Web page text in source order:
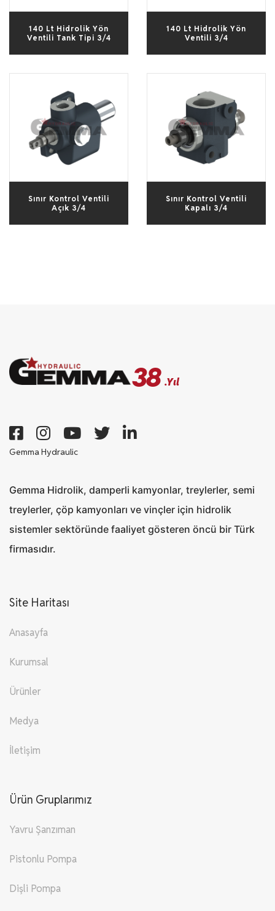
140 Lt Hidrolik Yön
Ventili Tank Tipi 3/4
140 Lt Hidrolik Yön
Ventili 3/4
Sınır Kontrol Ventili
Açık 3/4
Sınır Kontrol Ventili
Kapalı 3/4
38 .Yıl
Gemma Hydraulic
Gemma Hidrolik, damperli kamyonlar, treylerler, semi
treylerler, çöp kamyonları ve vinçler için hidrolik
sistemler sektöründe faaliyet gösteren öncü bir Türk
firmasıdır.
Site Haritası
Anasayfa
Kurumsal
Ürünler
Medya
İletişim
Ürün Gruplarımız
Yavru Şanzıman
Pistonlu Pompa
Dişli Pompa